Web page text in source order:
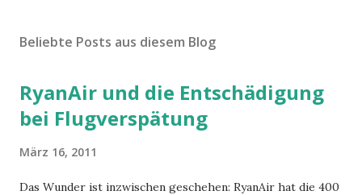
Beliebte Posts aus diesem Blog
RyanAir und die Entschädigung
bei Flugverspätung
März 16, 2011
Das Wunder ist inzwischen geschehen: RyanAir hat die 400